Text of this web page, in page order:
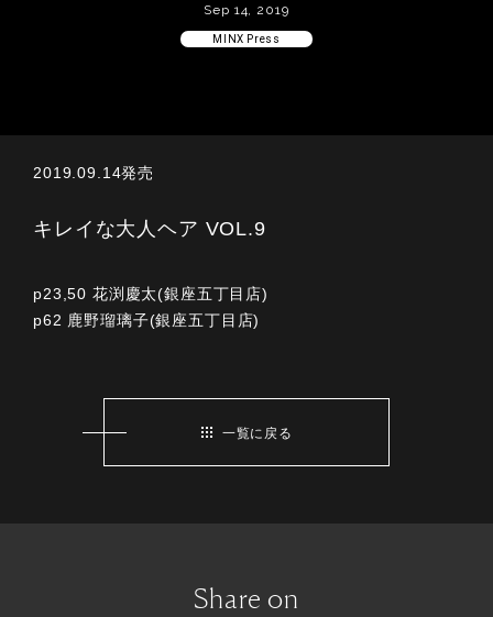
Sep 14, 2019
MINX Press
2019.09.14発売
キレイな大人ヘア VOL.9
p23,50 花渕慶太(銀座五丁目店)
p62 鹿野瑠璃子(銀座五丁目店)
一覧に戻る
Share on